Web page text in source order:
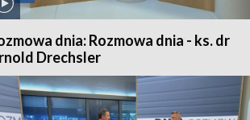
dnia: Rozmowa dnia - ks. dr
Drechsler